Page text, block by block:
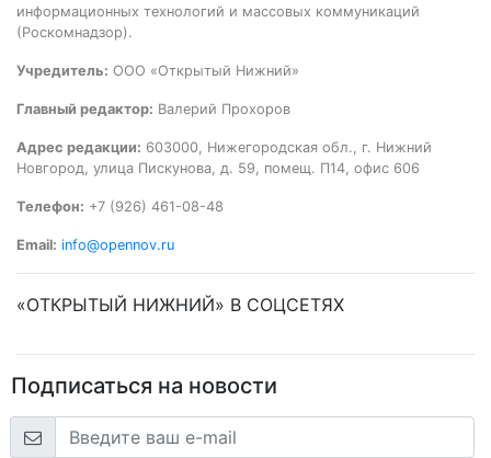
информационных технологий и массовых коммуникаций
(Роскомнадзор).
Учредитель: ООО «Открытый Нижний»
Главный редактор: Валерий Прохоров
Адрес редакции: 603000, Нижегородская обл., г. Нижний
Новгород, улица Пискунова, д. 59, помещ. П14, офис 606
Телефон: +7 (926) 461-08-48
Email: info@opennov.ru
«ОТКРЫТЫЙ НИЖНИЙ» В СОЦСЕТЯХ
Подписаться на новости